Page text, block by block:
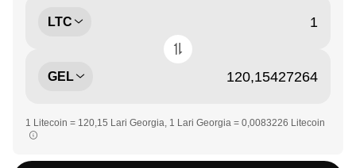
LTC
GEL
1 Litecoin = 120,15 Lari Georgia, 1 Lari Georgia = 0,0083226 Litecoin